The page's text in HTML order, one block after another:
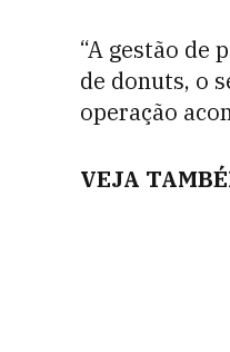
“A gestão de
de donuts, o
operação
VEJA